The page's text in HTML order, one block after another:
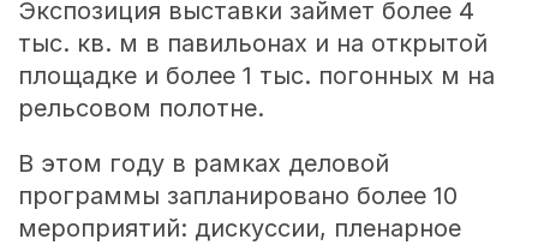
Экспозиция выставки займет более 4
тыс. кв. м в павильонах и на открытой
площадке и более 1 тыс. погонных м на
рельсовом полотне.
В этом году в рамках деловой
программы запланировано более 10
мероприятий: дискуссии, пленарное